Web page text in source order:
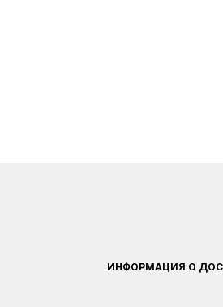
ИНФОРМАЦИЯ О